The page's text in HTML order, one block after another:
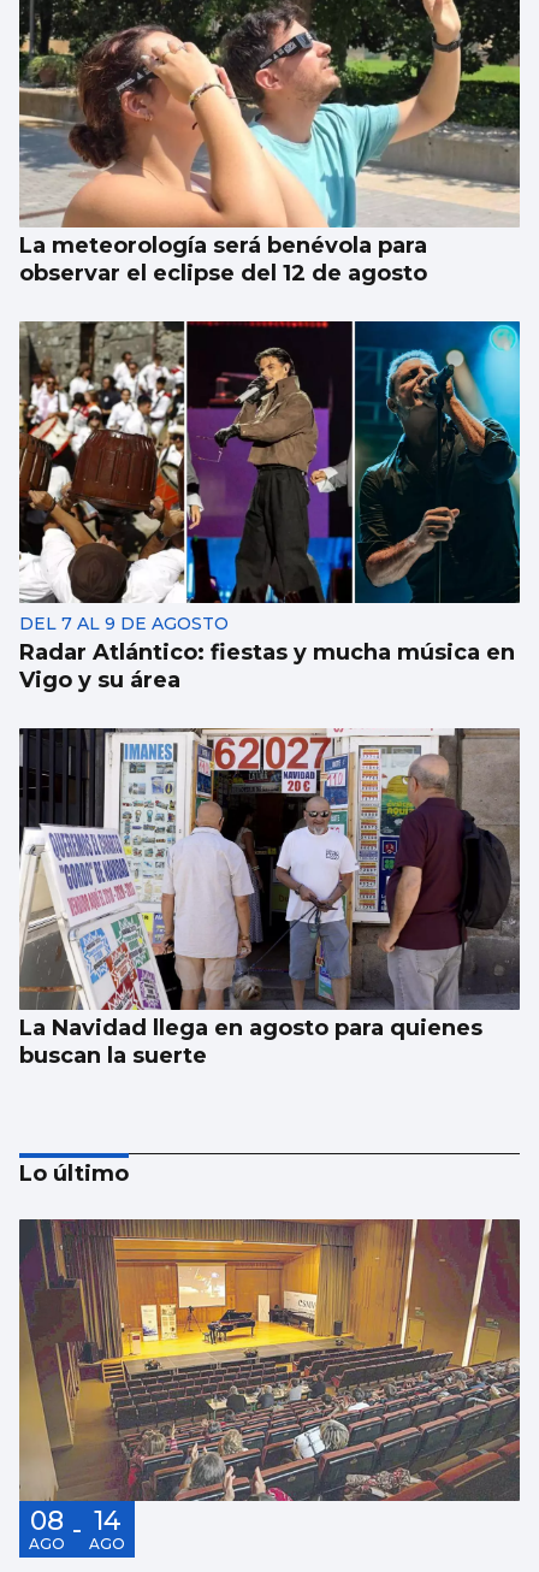
La meteorología será benévola para
observar el eclipse del 12 de agosto
DEL 7 AL 9 DE AGOSTO
Radar Atlántico: fiestas y mucha música en
Vigo y su área
La Navidad llega en agosto para quienes
buscan la suerte
El alquiler baja en España después de
cuatro años, pero en Vigo sube un 9,5%
Lo último
08
AGO - 14
AGO